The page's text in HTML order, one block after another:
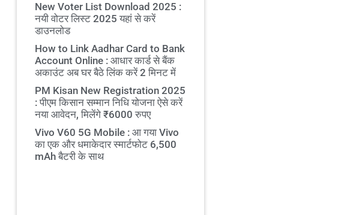
New Voter List Download 2025 :
नयी वोटर लिस्ट 2025 यहां से करें
डाउनलोड
How to Link Aadhar Card to Bank
Account Online : आधार कार्ड से बैंक
अकाउंट अब घर बैठे लिंक करें 2 मिनट में
PM Kisan New Registration 2025
: पीएम किसान सम्मान निधि योजना ऐसे करें
नया आवेदन, मिलेंगे ₹6000 रुपए
Vivo V60 5G Mobile : आ गया Vivo
का एक और धमाकेदार स्मार्टफोट 6,500
mAh बैटरी के साथ